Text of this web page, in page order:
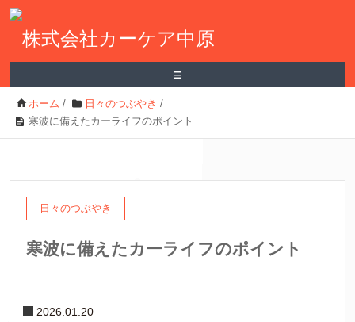
≡
ホーム / 日々のつぶやき /
寒波に備えたカーライフのポイント
日々のつぶやき
寒波に備えたカーライフのポイント
2026.01.20